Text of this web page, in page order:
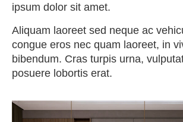
ipsum dolor sit amet.
Aliquam laoreet sed neque ac
congue eros nec quam laoreet, in
bibendum. Cras turpis urna,
posuere lobortis erat.